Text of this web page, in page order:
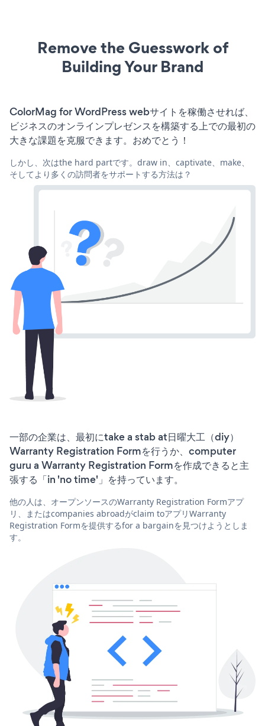
Remove the Guesswork of
Building Your Brand
ColorMag for WordPress webサイトを稼働させれば、
ビジネスのオンラインプレゼンスを構築する上での最初の
大きな課題を克服できます。おめでとう！
しかし、次はthe hard partです。draw in、captivate、make、
そしてより多くの訪問者をサポートする方法は？
一部の企業は、最初にtake a stab at日曜大工（diy）
Warranty Registration Formを行うか、computer
guru a Warranty Registration Formを作成できると主
張する「in 'no time'」を持っています。
他の人は、オープンソースのWarranty Registration Formアプ
リ、またはcompanies abroadがclaim toアプリWarranty
Registration Formを提供するfor a bargainを見つけようとしま
す。